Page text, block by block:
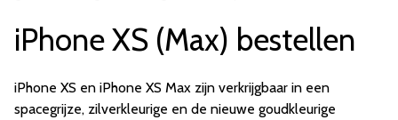
iPhone XS (Max) bestellen
iPhone XS en iPhone XS Max zijn verkrijgbaar in een
spacegrijze, zilverkleurige en de nieuwe goudkleurige